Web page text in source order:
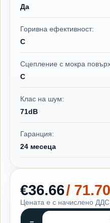
Да
Горивна ефективност:
C
Сцепление с мокра
C
Клас на шум:
71dB
Гаранция:
24 месеца
€36.66/
Цената е с начислено ДДС